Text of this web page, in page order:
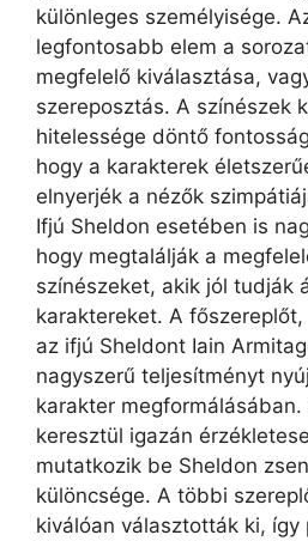
különleges személyisége.
legfontosabb elem a
megfelelő kiválasztása,
szereposztás. A színészek
hitelessége döntő
hogy a karakterek
elnyerjék a nézők
Ifjú Sheldon esetében is
hogy megtalálják a
színészeket, akik jól tudják
karaktereket. A főszereplőt,
az ifjú Sheldont Iain
nagyszerű teljesítményt
karakter megformálásában.
keresztül igazán
mutatkozik be Sheldon
különcsége. A többi
kiválóan választották ki,